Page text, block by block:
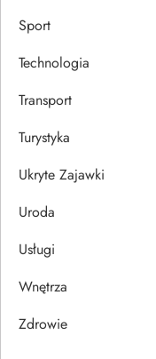
Sport
Technologia
Transport
Turystyka
Ukryte Zajawki
Uroda
Usługi
Wnętrza
Zdrowie